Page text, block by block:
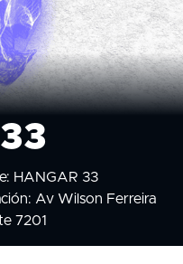
HANGAR 33
Av Wilson Ferreira
7201